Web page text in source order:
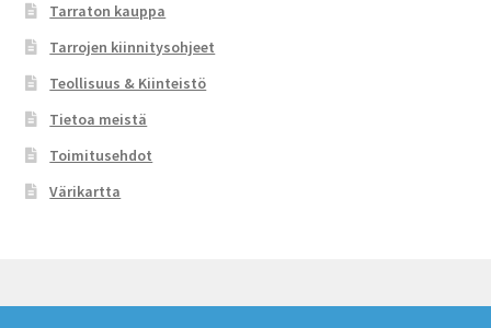
Tarraton kauppa
Tarrojen kiinnitysohjeet
Teollisuus & Kiinteistö
Tietoa meistä
Toimitusehdot
Värikartta